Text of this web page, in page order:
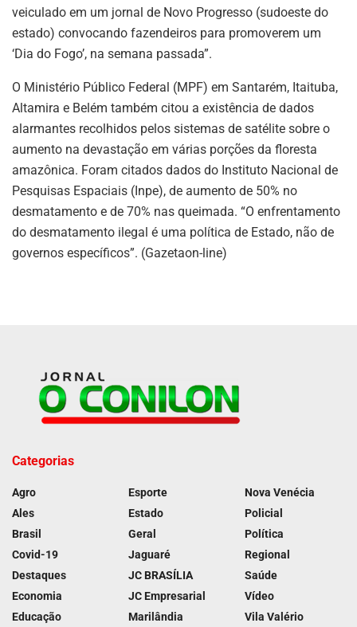
veiculado em um jornal de Novo Progresso (sudoeste do
estado) convocando fazendeiros para promoverem um
‘Dia do Fogo’, na semana passada”.
O Ministério Público Federal (MPF) em Santarém, Itaituba,
Altamira e Belém também citou a existência de dados
alarmantes recolhidos pelos sistemas de satélite sobre o
aumento na devastação em várias porções da floresta
amazônica. Foram citados dados do Instituto Nacional de
Pesquisas Espaciais (Inpe), de aumento de 50% no
desmatamento e de 70% nas queimada. “O enfrentamento
do desmatamento ilegal é uma política de Estado, não de
governos específicos”. (Gazetaon-line)
Categorias
Agro
Ales
Brasil
Covid-19
Destaques
Economia
Educação
Esporte
Estado
Geral
Jaguaré
JC BRASÍLIA
JC Empresarial
Marilândia
Nova Venécia
Policial
Política
Regional
Saúde
Vídeo
Vila Valério